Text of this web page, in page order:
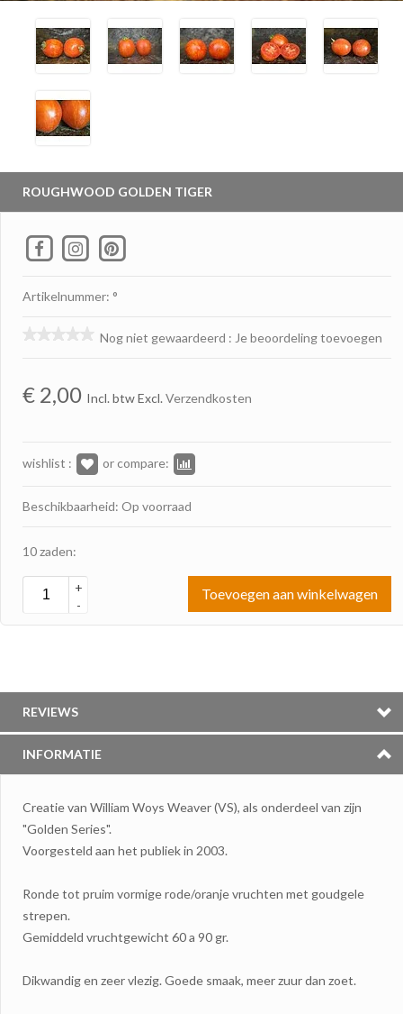
ROUGHWOOD GOLDEN TIGER
Artikelnummer: °
Nog niet gewaardeerd : Je beoordeling toevoegen
€ 2,00 Incl. btw Excl. Verzendkosten
wishlist : or compare:
Beschikbaarheid: Op voorraad
10 zaden:
+
-
Toevoegen aan winkelwagen
REVIEWS
INFORMATIE
Creatie van William Woys Weaver (VS), als onderdeel van zijn
"Golden Series".
Voorgesteld aan het publiek in 2003.
Ronde tot pruim vormige rode/oranje vruchten met goudgele
strepen.
Gemiddeld vruchtgewicht 60 a 90 gr.
Dikwandig en zeer vlezig. Goede smaak, meer zuur dan zoet.